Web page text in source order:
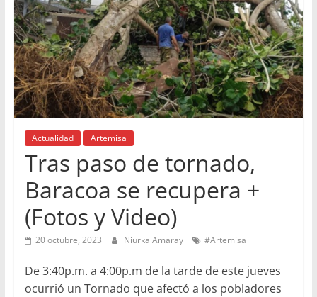
Actualidad Artemisa
Tras paso de tornado,
Baracoa se recupera +
(Fotos y Video)
20 octubre, 2023 Niurka Amaray #Artemisa
De 3:40p.m. a 4:00p.m de la tarde de este jueves
ocurrió un Tornado que afectó a los pobladores